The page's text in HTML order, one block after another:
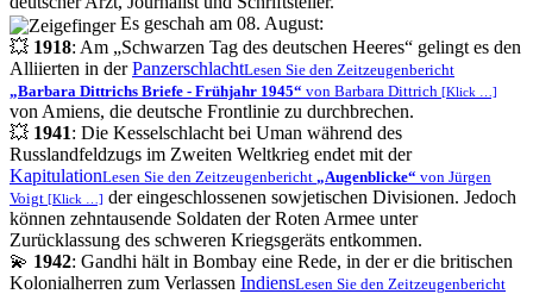
Es geschah am 08. August:
💥 1918: Am Schwarzen Tag des deutschen Heeres
gelingt es den
Alliierten in derPanzerschlachtLesen Sie den Zeitzeugenbericht
Barbara Dittrichs Briefe - Frühjahr 1945
von Barbara Dittrich [Klick …]
von Amiens, die deutsche Frontlinie zu durchbrechen.
💥 1941: Die Kesselschlacht bei Uman während des
Russlandfeldzugs im Zweiten Weltkrieg endet mit der
KapitulationLesen Sie den Zeitzeugenbericht Augenblicke
von Jürgen
Voigt [Klick …] der eingeschlossenen sowjetischen Divisionen. Jedoch
können zehntausende Soldaten der Roten Armee unter
Zurücklassung des schweren Kriegsgeräts entkommen.
💫 1942: Gandhi hält in Bombay eine Rede, in der er die britischen
Kolonialherren zum Verlassen IndiensLesen Sie den Zeitzeugenbericht